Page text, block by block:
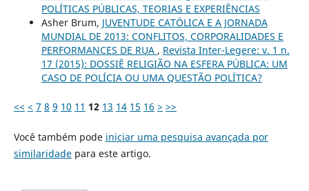
POLÍTICAS PÚBLICAS, TEORIAS E EXPERIÊNCIAS
Asher Brum, JUVENTUDE CATÓLICA E A JORNADA
MUNDIAL DE 2013: CONFLITOS, CORPORALIDADES E
PERFORMANCES DE RUA , Revista Inter-Legere: v. 1 n.
17 (2015): DOSSIÊ RELIGIÃO NA ESFERA PÚBLICA: UM
CASO DE POLÍCIA OU UMA QUESTÃO POLÍTICA?
<< < 7 8 9 10 11 12 13 14 15 16 > >>
Você também pode iniciar uma pesquisa avançada por
similaridadepara este artigo.